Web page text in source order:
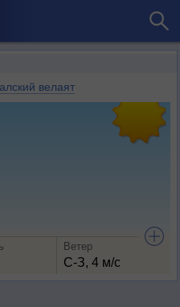
велаят
Ветер
С-З, 4 м/с